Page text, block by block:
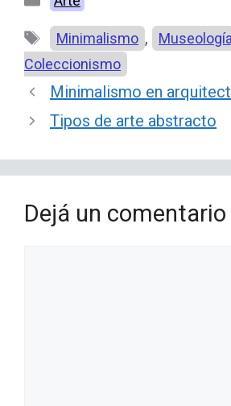
Etiquetas
Minimalismo ,
Coleccionismo
Minimalismo en
Tipos de arte abstracto
Dejá un comentario